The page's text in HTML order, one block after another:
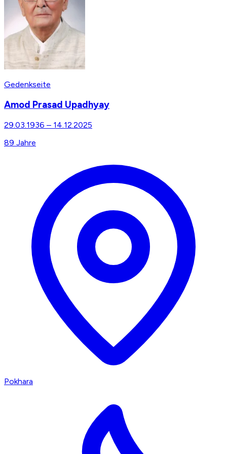
Gedenkseite
Amod Prasad Upadhyay
29.03.1936 – 14.12.2025
89 Jahre
Pokhara